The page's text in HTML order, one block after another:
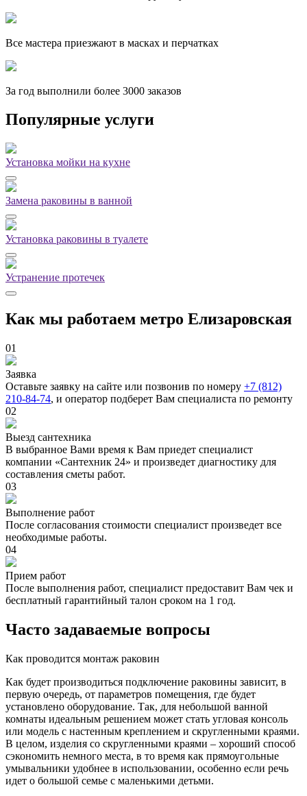
Все мастера приезжают в масках и перчатках
За год выполнили более 3000 заказов
Популярные услуги
Установка мойки на кухне
Замена раковины в ванной
Установка раковины в туалете
Устранение протечек
Как мы работаем метро Елизаровская
01
Заявка
Оставьте заявку на сайте или позвонив по номеру +7 (812)
210-84-74, и оператор подберет Вам специалиста по ремонту
02
Выезд сантехника
В выбранное Вами время к Вам приедет специалист
компании «Сантехник 24» и произведет диагностику для
составления сметы работ.
03
Выполнение работ
После согласования стоимости специалист произведет все
необходимые работы.
04
Прием работ
После выполнения работ, специалист предоставит Вам чек и
бесплатный гарантийный талон сроком на 1 год.
Часто задаваемые вопросы
Как проводится монтаж раковин
Как будет производиться подключение раковины зависит, в
первую очередь, от параметров помещения, где будет
установлено оборудование. Так, для небольшой ванной
комнаты идеальным решением может стать угловая консоль
или модель с настенным креплением и скругленными краями.
В целом, изделия со скругленными краями – хороший способ
сэкономить немного места, в то время как прямоугольные
умывальники удобнее в использовании, особенно если речь
идет о большой семье с маленькими детьми.